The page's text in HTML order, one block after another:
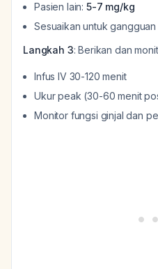
Pasien lain: 5-7 mg/kg
Sesuaikan untuk gangguan
Langkah 3: Berikan dan
Infus IV 30-120 menit
Ukur peak (30-60 menit
Monitor fungsi ginjal dan